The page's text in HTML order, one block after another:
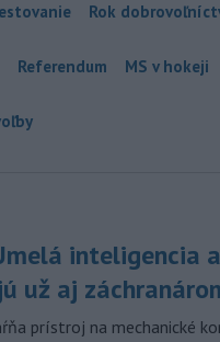
Rok
Referendum MS v hokeji
inteligencia
už aj
prístroj na mechanické